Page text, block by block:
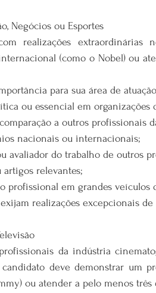
Negócios ou Esportes
realizações extraordinárias
(como o Nobel) ou
para sua área de
ou essencial em organizações
a outros profissionais
nacionais ou internacionais;
avaliador do trabalho de outros
artigos relevantes;
profissional em grandes veículos
realizações excepcionais de
da indústria
deve demonstrar um
ou atender a pelo menos